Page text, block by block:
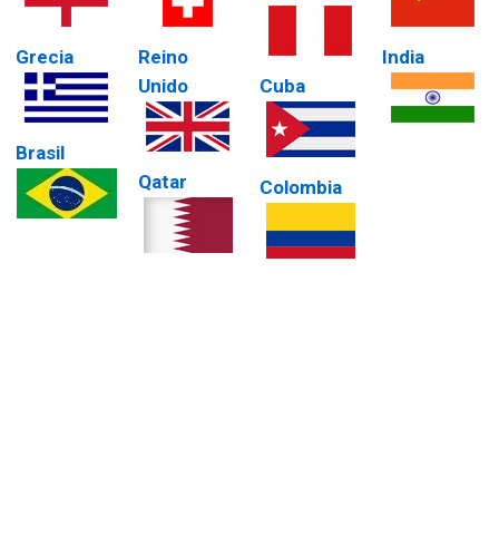
Grecia
Brasil
Reino
Unido
Qatar
Cuba
Colombia
India